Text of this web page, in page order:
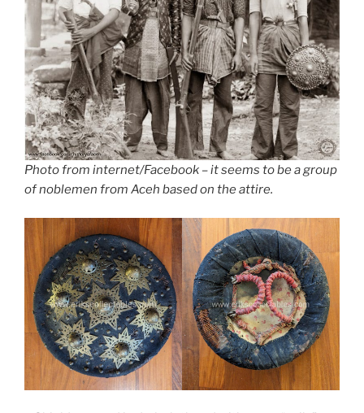
Photo from internet/Facebook – it seems to be a group
of noblemen from Aceh based on the attire.